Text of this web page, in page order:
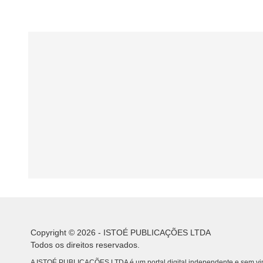
Copyright © 2026 - ISTOÉ PUBLICAÇÕES LTDA
Todos os direitos reservados.